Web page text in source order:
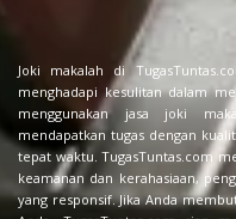
Joki makalah di
menghadapi kesulitan dalam
menggunakan jasa joki
mendapatkan tugas dengan
tepat waktu. TugasTuntas.com
keamanan dan kerahasiaan,
yang responsif. Jika Anda